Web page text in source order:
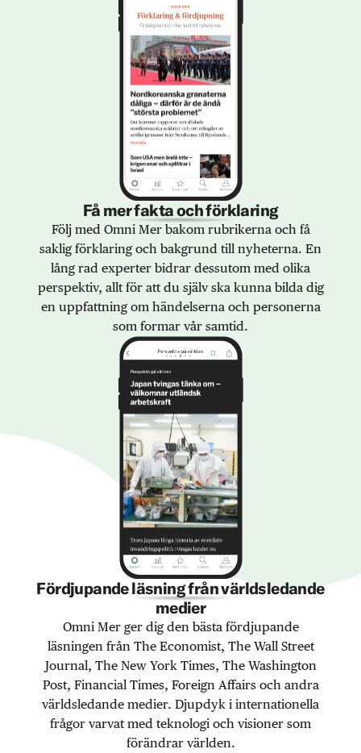
Få mer fakta och förklaring
Följ med Omni Mer bakom rubrikerna och få
saklig förklaring och bakgrund till nyheterna. En
lång rad experter bidrar dessutom med olika
perspektiv, allt för att du själv ska kunna bilda dig
en uppfattning om händelserna och personerna
som formar vår samtid.
Fördjupande läsning från världsledande
medier
Omni Mer ger dig den bästa fördjupande
läsningen från The Economist, The Wall Street
Journal, The New York Times, The Washington
Post, Financial Times, Foreign Affairs och andra
världsledande medier. Djupdyk i internationella
frågor varvat med teknologi och visioner som
förändrar världen.